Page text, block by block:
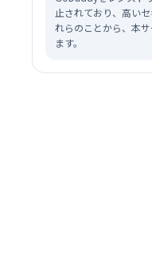
止されており、高い
れらのことから、本
ます。